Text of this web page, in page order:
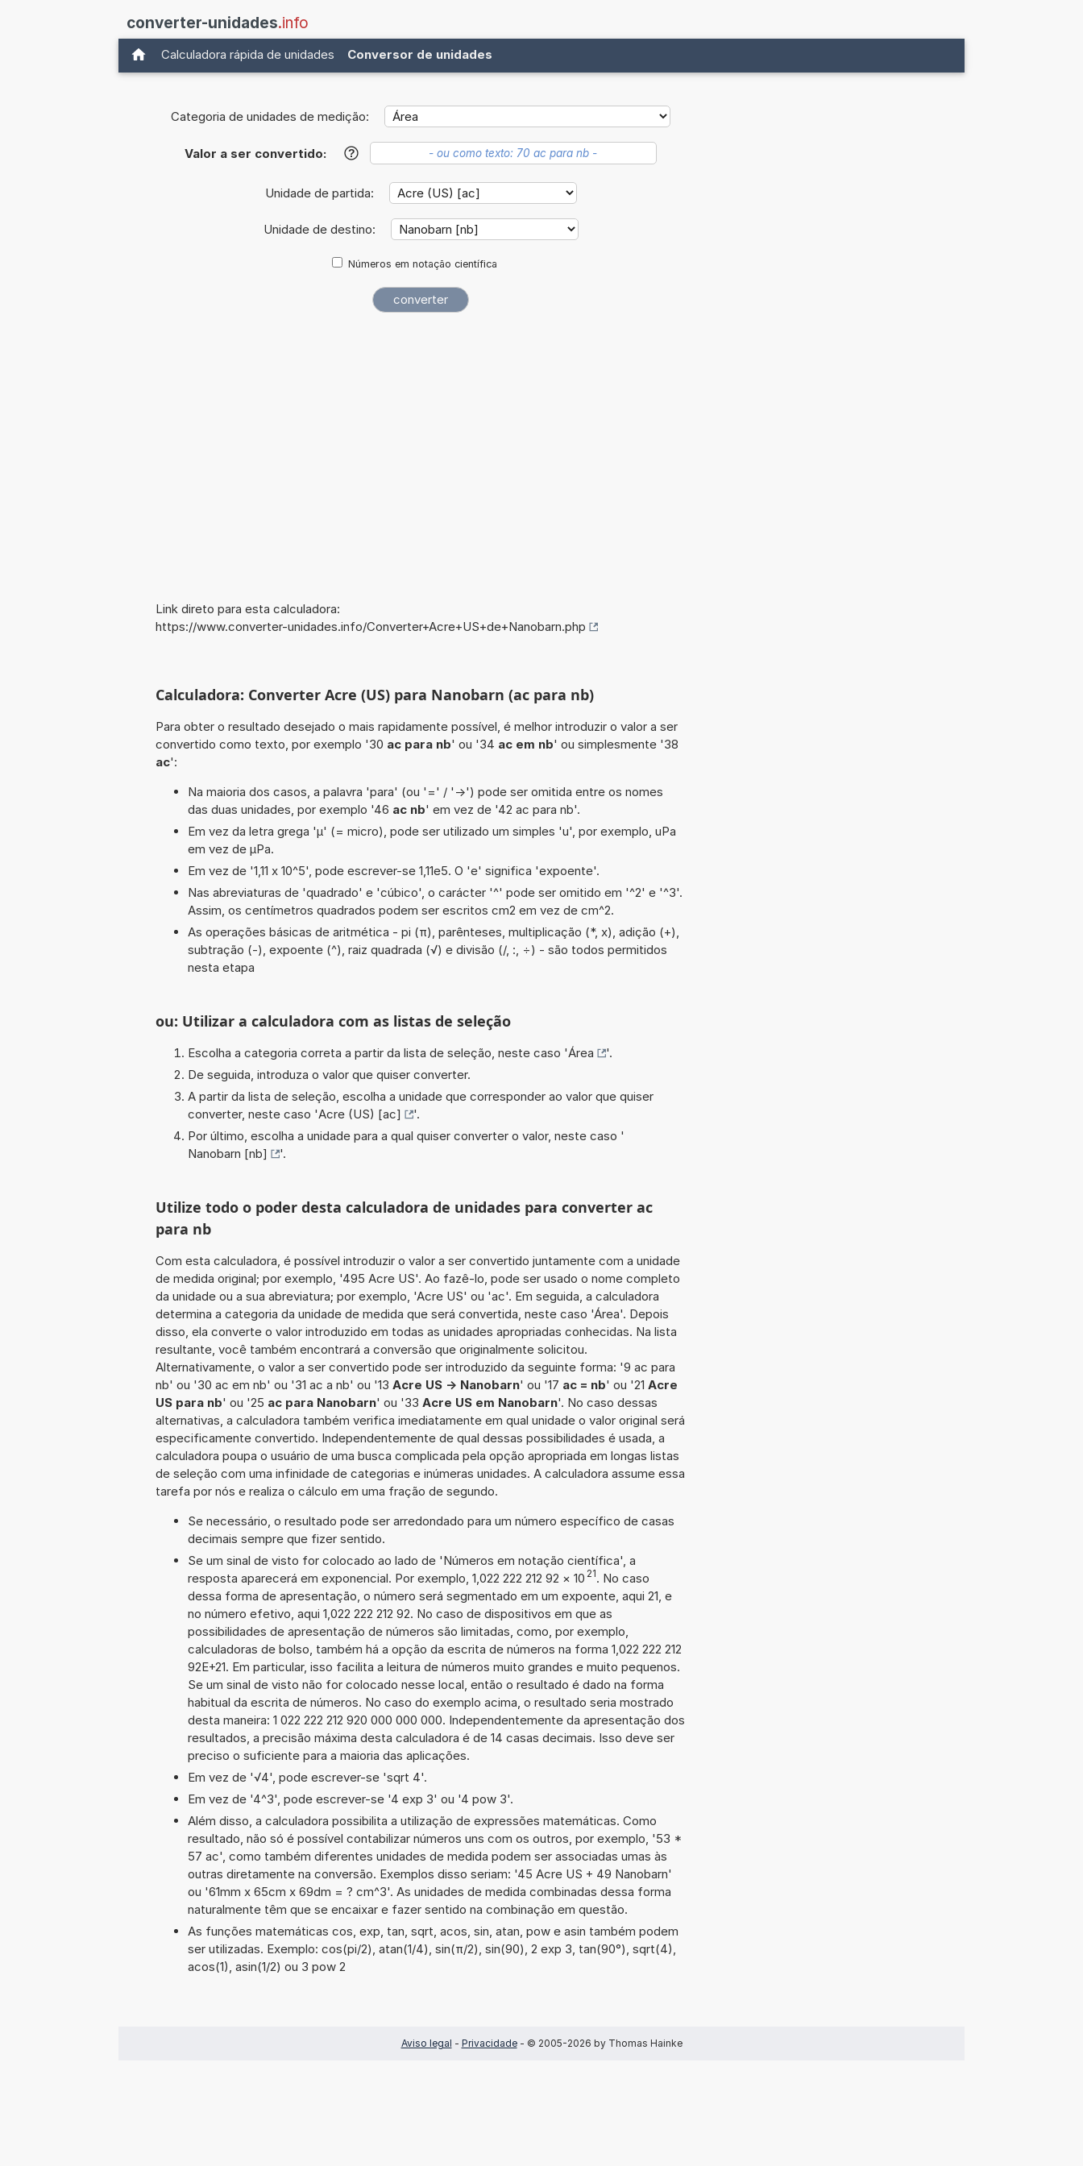
converter-unidades.info
Calculadora rápida de unidades Conversor de unidades
Categoria de unidades de medição:
Valor a ser convertido: ?
Unidade de partida:
Unidade de destino:
Números em notação científica
Link direto para esta calculadora:
https://www.converter-unidades.info/Converter+Acre+US+de+Nanobarn.php
Calculadora: Converter Acre (US) para Nanobarn (ac para nb)
Para obter o resultado desejado o mais rapidamente possível, é melhor introduzir o valor a ser
convertido como texto, por exemplo '30 ac para nb' ou '34 ac em nb' ou simplesmente '38
ac':
Na maioria dos casos, a palavra 'para' (ou '=' / '->') pode ser omitida entre os nomes
das duas unidades, por exemplo '46 ac nb' em vez de '42 ac para nb'.
Em vez da letra grega 'µ' (= micro), pode ser utilizado um simples 'u', por exemplo, uPa
em vez de µPa.
Em vez de '1,11 x 10^5', pode escrever-se 1,11e5. O 'e' significa 'expoente'.
Nas abreviaturas de 'quadrado' e 'cúbico', o carácter '^' pode ser omitido em '^2' e '^3'.
Assim, os centímetros quadrados podem ser escritos cm2 em vez de cm^2.
As operações básicas de aritmética - pi (π), parênteses, multiplicação (*, x), adição (+),
subtração (-), expoente (^), raiz quadrada (√) e divisão (/, :, ÷) - são todos permitidos
nesta etapa
ou: Utilizar a calculadora com as listas de seleção
Escolha a categoria correta a partir da lista de seleção, neste caso 'Área
'.
De seguida, introduza o valor que quiser converter.
A partir da lista de seleção, escolha a unidade que corresponder ao valor que quiser
converter, neste caso 'Acre (US) [ac]
'.
Por último, escolha a unidade para a qual quiser converter o valor, neste caso '
Nanobarn [nb]
'.
Utilize todo o poder desta calculadora de unidades para converter ac
para nb
Com esta calculadora, é possível introduzir o valor a ser convertido juntamente com a unidade
de medida original; por exemplo, '495 Acre US'. Ao fazê-lo, pode ser usado o nome completo
da unidade ou a sua abreviatura; por exemplo, 'Acre US' ou 'ac'. Em seguida, a calculadora
determina a categoria da unidade de medida que será convertida, neste caso 'Área'. Depois
disso, ela converte o valor introduzido em todas as unidades apropriadas conhecidas. Na lista
resultante, você também encontrará a conversão que originalmente solicitou.
Alternativamente, o valor a ser convertido pode ser introduzido da seguinte forma: '9 ac para
nb' ou '30 ac em nb' ou '31 ac a nb' ou '13 Acre US -> Nanobarn' ou '17 ac = nb' ou '21 Acre
US para nb' ou '25 ac para Nanobarn' ou '33 Acre US em Nanobarn'. No caso dessas
alternativas, a calculadora também verifica imediatamente em qual unidade o valor original será
especificamente convertido. Independentemente de qual dessas possibilidades é usada, a
calculadora poupa o usuário de uma busca complicada pela opção apropriada em longas listas
de seleção com uma infinidade de categorias e inúmeras unidades. A calculadora assume essa
tarefa por nós e realiza o cálculo em uma fração de segundo.
Se necessário, o resultado pode ser arredondado para um número específico de casas
decimais sempre que fizer sentido.
Se um sinal de visto for colocado ao lado de 'Números em notação científica', a
resposta aparecerá em exponencial. Por exemplo, 1,022 222 212 92 × 10 21. No caso
dessa forma de apresentação, o número será segmentado em um expoente, aqui 21, e
no número efetivo, aqui 1,022 222 212 92. No caso de dispositivos em que as
possibilidades de apresentação de números são limitadas, como, por exemplo,
calculadoras de bolso, também há a opção da escrita de números na forma 1,022 222 212
92E+21. Em particular, isso facilita a leitura de números muito grandes e muito pequenos.
Se um sinal de visto não for colocado nesse local, então o resultado é dado na forma
habitual da escrita de números. No caso do exemplo acima, o resultado seria mostrado
desta maneira: 1 022 222 212 920 000 000 000. Independentemente da apresentação dos
resultados, a precisão máxima desta calculadora é de 14 casas decimais. Isso deve ser
preciso o suficiente para a maioria das aplicações.
Em vez de '√4', pode escrever-se 'sqrt 4'.
Em vez de '4^3', pode escrever-se '4 exp 3' ou '4 pow 3'.
Além disso, a calculadora possibilita a utilização de expressões matemáticas. Como
resultado, não só é possível contabilizar números uns com os outros, por exemplo, '53 *
57 ac', como também diferentes unidades de medida podem ser associadas umas às
outras diretamente na conversão. Exemplos disso seriam: '45 Acre US + 49 Nanobarn'
ou '61mm x 65cm x 69dm = ? cm^3'. As unidades de medida combinadas dessa forma
naturalmente têm que se encaixar e fazer sentido na combinação em questão.
As funções matemáticas cos, exp, tan, sqrt, acos, sin, atan, pow e asin também podem
ser utilizadas. Exemplo: cos(pi/2), atan(1/4), sin(π/2), sin(90), 2 exp 3, tan(90°), sqrt(4),
acos(1), asin(1/2) ou 3 pow 2
Aviso legal - Privacidade- © 2005-2026 by Thomas Hainke